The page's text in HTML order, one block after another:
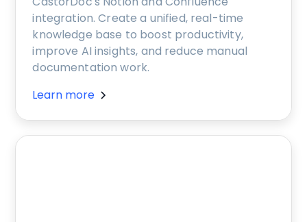
integration. Create a unified, real-time
knowledge base to boost productivity,
improve AI insights, and reduce manual
documentation work.
Learn more